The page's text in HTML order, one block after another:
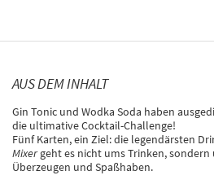
AUS DEM INHALT
Gin Tonic und Wodka Soda haben
die ultimative Cocktail-Challenge!
Fünf Karten, ein Ziel: die legendärsten
Mixergeht es nicht ums Trinken,
Überzeugen und Spaßhaben.